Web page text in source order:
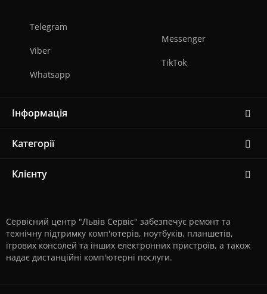
Telegram
Viber
Whatsapp
Messenger
TikTok
Інформація
Категорії
Клієнту
Сервісний центр "Львів Сервіс" забезпечує ремонт та
технічну підтримку комп'ютерів, ноутбуків, планшетів,
ігрових консолей та інших електронних пристроїв, а також
надає дистанційні комп'ютерні послуги.